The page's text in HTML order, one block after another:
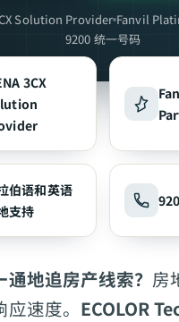
Solution Provider Fanvil
9200 统一号码
3CX
伯语和英语
支持
地追房产线索？ 房
速度。 ECOLOR